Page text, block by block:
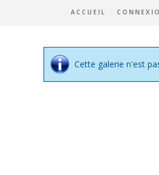
ACCUEIL
Cette galerie n'est